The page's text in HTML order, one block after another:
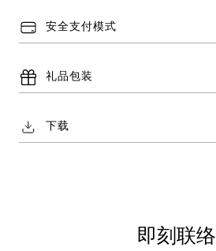
安全支付模式
礼品包装
下载
即刻联络